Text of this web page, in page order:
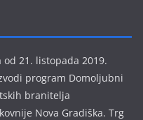
21. listopada 2019.
program Domoljubni
branitelja
Nova Gradiška. Trg